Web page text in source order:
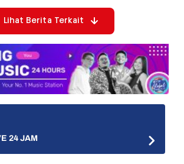
Lihat Berita Terkait
24 JAM